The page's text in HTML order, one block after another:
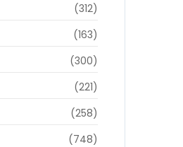
(312)
(163)
(300)
(221)
(258)
(748)